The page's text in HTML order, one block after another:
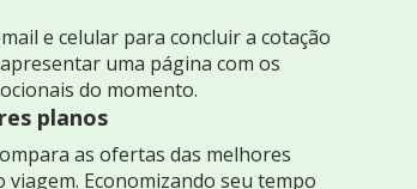
e celular para concluir a cotação
uma página com os
do momento.
planos
as ofertas das melhores
Economizando seu tempo